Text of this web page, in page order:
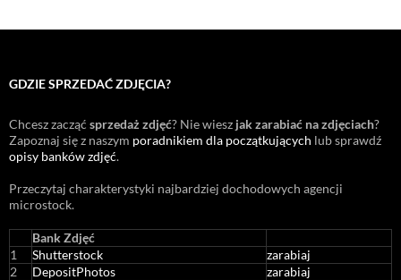
GDZIE SPRZEDAĆ ZDJĘCIA?
Chcesz zacząć sprzedaż zdjęć? Nie wiesz jak zarabiać na zdjęciach?
Zapoznaj się z naszym poradnikiem dla początkujących lub sprawdź
opisy banków zdjęć.
Przeczytaj charakterystyki najbardziej dochodowych agencji
microstock.
Bank Zdjęć
1
Shutterstock
zarabiaj
2
DepositPhotos
zarabiaj